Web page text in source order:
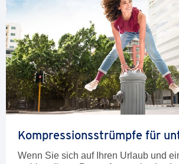
Kompressionsstrümpfe für
Wenn Sie sich auf Ihren Urlaub und